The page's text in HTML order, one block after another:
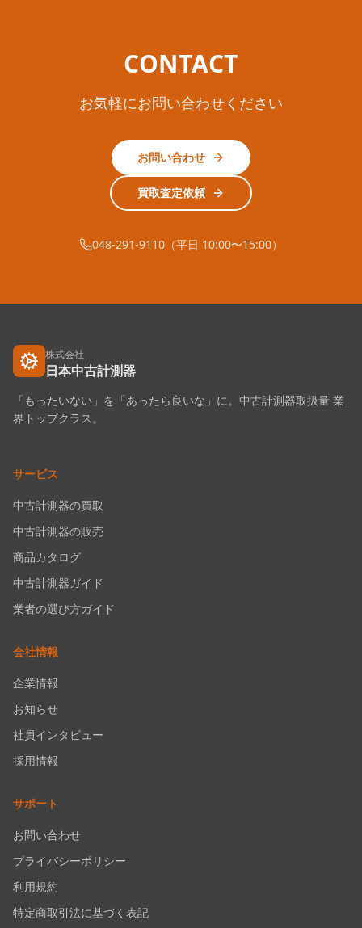
CONTACT
お気軽にお問い合わせください
お問い合わせ
買取査定依頼
048-291-9110（平日 10:00〜15:00）
株式会社
日本中古計測器
「もったいない」を「あったら良いな」に。中古計測器取扱量 業
界トップクラス。
サービス
中古計測器の買取
中古計測器の販売
商品カタログ
中古計測器ガイド
業者の選び方ガイド
会社情報
企業情報
お知らせ
社員インタビュー
採用情報
サポート
お問い合わせ
プライバシーポリシー
利用規約
特定商取引法に基づく表記